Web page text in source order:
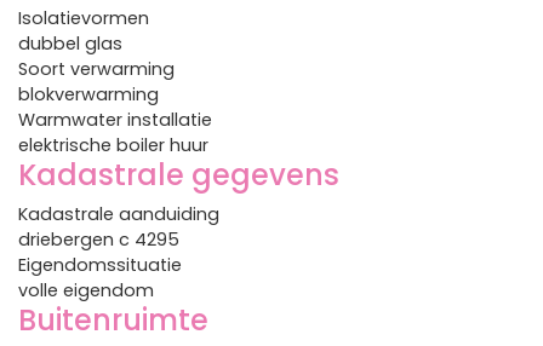
Isolatievormen
dubbel glas
Soort verwarming
blokverwarming
Warmwater installatie
elektrische boiler huur
Kadastrale gegevens
Kadastrale aanduiding
driebergen c 4295
Eigendomssituatie
volle eigendom
Buitenruimte